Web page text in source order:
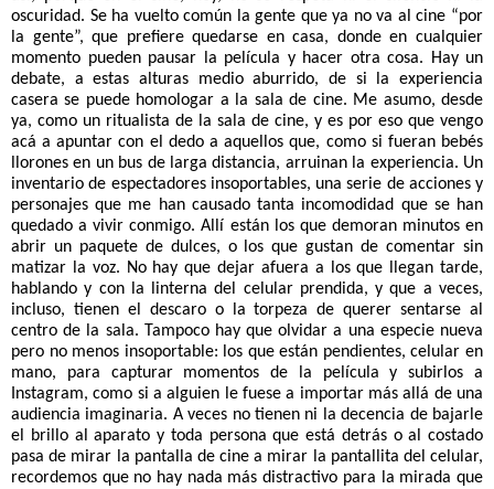
oscuridad. Se ha vuelto común la gente que ya no va al cine “por
la gente”, que prefiere quedarse en casa, donde en cualquier
momento pueden pausar la película y hacer otra cosa. Hay un
debate, a estas alturas medio aburrido, de si la experiencia
casera se puede homologar a la sala de cine. Me asumo, desde
ya, como un ritualista de la sala de cine, y es por eso que vengo
acá a apuntar con el dedo a aquellos que, como si fueran bebés
llorones en un bus de larga distancia, arruinan la experiencia. Un
inventario de espectadores insoportables, una serie de acciones y
personajes que me han causado tanta incomodidad que se han
quedado a vivir conmigo. Allí están los que demoran minutos en
abrir un paquete de dulces, o los que gustan de comentar sin
matizar la voz. No hay que dejar afuera a los que llegan tarde,
hablando y con la linterna del celular prendida, y que a veces,
incluso, tienen el descaro o la torpeza de querer sentarse al
centro de la sala. Tampoco hay que olvidar a una especie nueva
pero no menos insoportable: los que están pendientes, celular en
mano, para capturar momentos de la película y subirlos a
Instagram, como si a alguien le fuese a importar más allá de una
audiencia imaginaria. A veces no tienen ni la decencia de bajarle
el brillo al aparato y toda persona que está detrás o al costado
pasa de mirar la pantalla de cine a mirar la pantallita del celular,
recordemos que no hay nada más distractivo para la mirada que